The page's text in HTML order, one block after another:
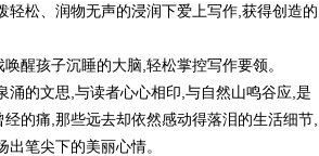
轻松、润物无声的浸润下爱上写作,获得创造的
孩子沉睡的大脑,轻松掌控写作要领。
文思,与读者心心相印,与自然山鸣谷应,是
的痛,那些远去却依然感动得落泪的生活细节,
笔尖下的美丽心情。